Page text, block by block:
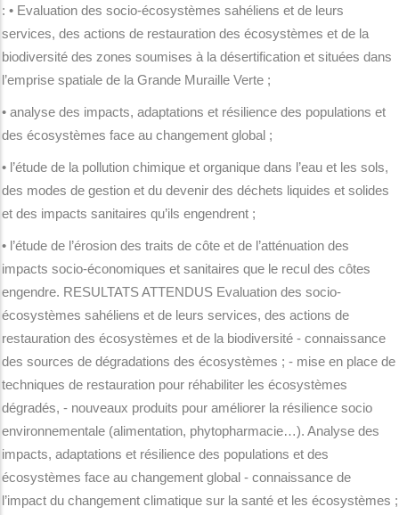
: • Evaluation des socio-écosystèmes sahéliens et de leurs
services, des actions de restauration des écosystèmes et de la
biodiversité des zones soumises à la désertification et situées dans
l’emprise spatiale de la Grande Muraille Verte ;
• analyse des impacts, adaptations et résilience des populations et
des écosystèmes face au changement global ;
• l’étude de la pollution chimique et organique dans l’eau et les sols,
des modes de gestion et du devenir des déchets liquides et solides
et des impacts sanitaires qu’ils engendrent ;
• l’étude de l’érosion des traits de côte et de l’atténuation des
impacts socio-économiques et sanitaires que le recul des côtes
engendre. RESULTATS ATTENDUS Evaluation des socio-
écosystèmes sahéliens et de leurs services, des actions de
restauration des écosystèmes et de la biodiversité - connaissance
des sources de dégradations des écosystèmes ; - mise en place de
techniques de restauration pour réhabiliter les écosystèmes
dégradés, - nouveaux produits pour améliorer la résilience socio
environnementale (alimentation, phytopharmacie…). Analyse des
impacts, adaptations et résilience des populations et des
écosystèmes face au changement global - connaissance de
l’impact du changement climatique sur la santé et les écosystèmes ;